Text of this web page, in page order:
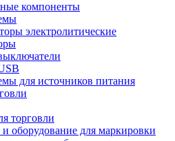
компоненты
электролитические
для источников питания
торговли
оборудование для маркировки